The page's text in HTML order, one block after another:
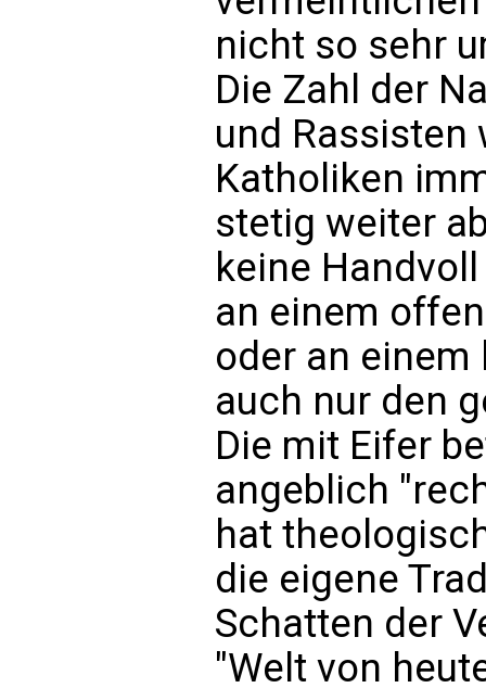
nicht so sehr
Die Zahl der
und Rassisten
Katholiken
stetig weiter
keine
an einem
oder an einem
auch nur den
Die mit Eifer
angeblich
hat
die eigene
Schatten der
"Welt von